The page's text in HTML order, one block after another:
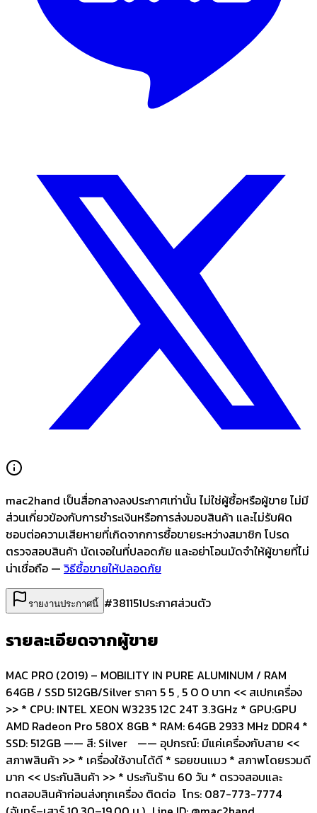
mac2hand เป็นสื่อกลางลงประกาศเท่านั้น ไม่ใช่ผู้ซื้อหรือผู้ขาย ไม่มี
ส่วนเกี่ยวข้องกับการชำระเงินหรือการส่งมอบสินค้า และไม่รับผิด
ชอบต่อความเสียหายที่เกิดจากการซื้อขายระหว่างสมาชิก โปรด
ตรวจสอบสินค้า นัดเจอในที่ปลอดภัย และอย่าโอนมัดจำให้ผู้ขายที่ไม่
น่าเชื่อถือ — วิธีซื้อขายให้ปลอดภัย
รายงานประกาศนี้ #381151ประกาศส่วนตัว
รายละเอียดจากผู้ขาย
MAC PRO (2019) – MOBILITY IN PURE ALUMINUM / RAM
64GB / SSD 512GB/Silver ราคา 5 5 , 5 O O บาท << สเปกเครื่อง
>> * CPU: INTEL XEON W3235 12C 24T 3.3GHz * GPU:GPU
AMD Radeon Pro 580X 8GB * RAM: 64GB 2933 MHz DDR4 *
SSD: 512GB —— สี: Silver —— อุปกรณ์: มีแค่เครื่องกับสาย <<
สภาพสินค้า >> * เครื่องใช้งานได้ดี * รอยขนแมว * สภาพโดยรวมดี
มาก << ประกันสินค้า >> * ประกันร้าน 60 วัน * ตรวจสอบและ
ทดสอบสินค้าก่อนส่งทุกเครื่อง ติดต่อ โทร: 087-773-7774